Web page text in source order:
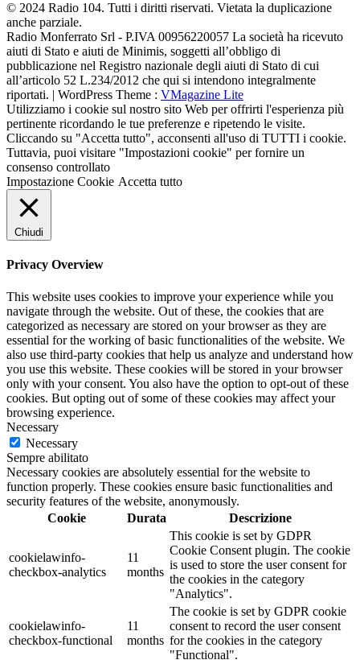
© 2024 Radio 104. Tutti i diritti riservati. Vietata la duplicazione
anche parziale.
Radio Monferrato Srl - P.IVA 00956220057 La società ha ricevuto
aiuti di Stato e aiuti de Minimis, soggetti all’obbligo di
pubblicazione nel Registro nazionale degli aiuti di Stato di cui
all’articolo 52 L.234/2012 che qui si intendono integralmente
riportati. | WordPress Theme : VMagazine Lite
Utilizziamo i cookie sul nostro sito Web per offrirti l'esperienza più
pertinente ricordando le tue preferenze e ripetendo le visite.
Cliccando su "Accetta tutto", acconsenti all'uso di TUTTI i cookie.
Tuttavia, puoi visitare "Impostazioni cookie" per fornire un
consenso controllato
Impostazione Cookie Accetta tutto
Chiudi
Privacy Overview
This website uses cookies to improve your experience while you
navigate through the website. Out of these, the cookies that are
categorized as necessary are stored on your browser as they are
essential for the working of basic functionalities of the website. We
also use third-party cookies that help us analyze and understand how
you use this website. These cookies will be stored in your browser
only with your consent. You also have the option to opt-out of these
cookies. But opting out of some of these cookies may affect your
browsing experience.
Necessary
Necessary
Sempre abilitato
Necessary cookies are absolutely essential for the website to
function properly. These cookies ensure basic functionalities and
security features of the website, anonymously.
Cookie
Durata Descrizione
cookielawinfo-
checkbox-analytics
11
months
This cookie is set by GDPR
Cookie Consent plugin. The cookie
is used to store the user consent for
the cookies in the category
"Analytics".
cookielawinfo-
checkbox-functional
11
months
The cookie is set by GDPR cookie
consent to record the user consent
for the cookies in the category
"Functional".